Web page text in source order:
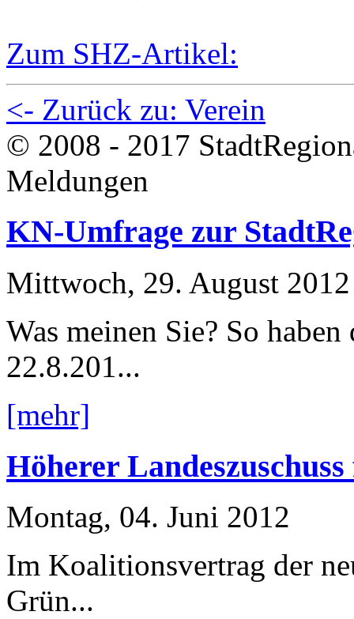
Zum SHZ-Artikel:
<- Zurück zu: Verein
© 2008 - 2017
Meldungen
KN-Umfrage zur
Mittwoch, 29. August 2012
Was meinen Sie? So
22.8.201...
[mehr]
Höherer
Montag, 04. Juni 2012
Im Koalitionsvertrag der
Grün...